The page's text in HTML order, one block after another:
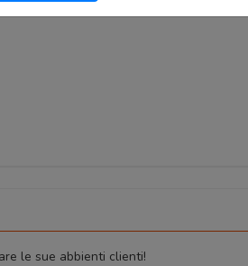
le sue abbienti clienti!